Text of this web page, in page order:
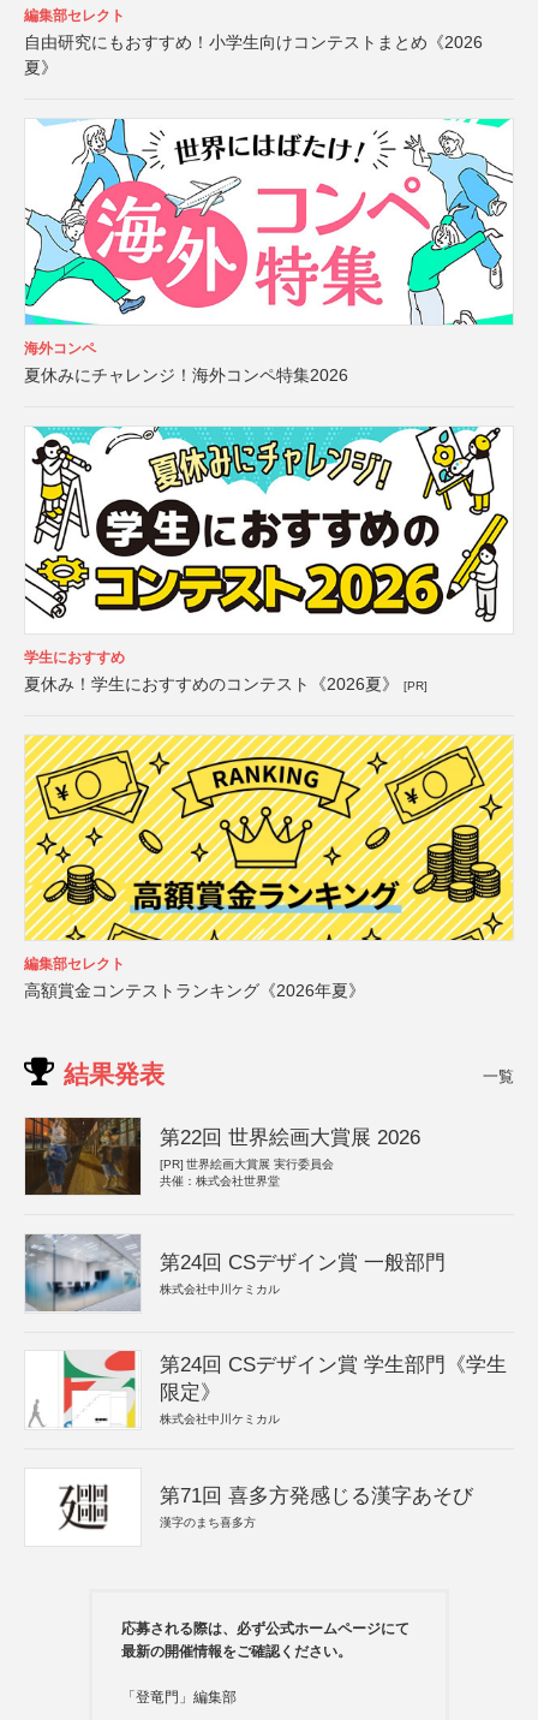
編集部セレクト
自由研究にもおすすめ！小学生向けコンテストまとめ《2026
夏》
海外コンペ
夏休みにチャレンジ！海外コンペ特集2026
学生におすすめ
夏休み！学生におすすめのコンテスト《2026夏》 [PR]
編集部セレクト
高額賞金コンテストランキング《2026年夏》
結果発表 一覧
第22回 世界絵画大賞展 2026
[PR] 世界絵画大賞展 実行委員会
共催：株式会社世界堂
第24回 CSデザイン賞 一般部門
株式会社中川ケミカル
第24回 CSデザイン賞 学生部門《学生
限定》
株式会社中川ケミカル
第71回 喜多方発感じる漢字あそび
漢字のまち喜多方
応募される際は、必ず公式ホームページにて
最新の開催情報をご確認ください。
「登竜門」編集部